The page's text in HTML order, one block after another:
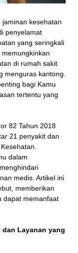
kesehatan
penyelamat
yang seringkali
di rumah sakit
menguras kantong.
bagi Kamu
tertentu yang
82 Tahun 2018
21 penyakit dan
dalam
medis. Artikel ini
memberikan
dapat memanfaat
dan Layanan yang